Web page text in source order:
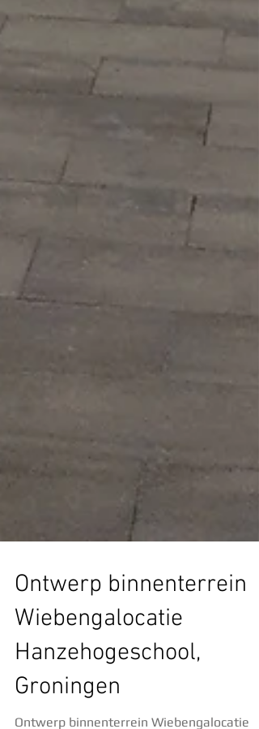
Ontwerp binnenterrein
Wiebengalocatie
Hanzehogeschool,
Groningen